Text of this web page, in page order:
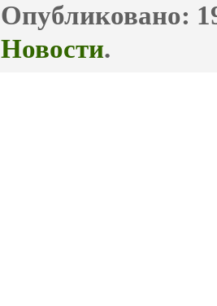
Опубликовано:
Новости.